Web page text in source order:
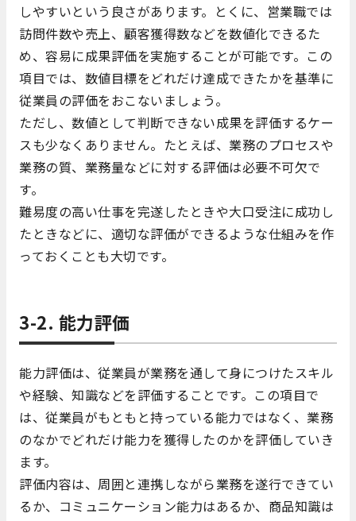
しやすいという良さがあります。とくに、営業職では
訪問件数や売上、顧客獲得数などを数値化できるた
め、容易に成果評価を実施することが可能です。この
項目では、数値目標をどれだけ達成できたかを基準に
従業員の評価をおこないましょう。
ただし、数値として判断できない成果を評価するケー
スも少なくありません。たとえば、業務のプロセスや
業務の質、業務量などに対する評価は必要不可欠で
す。
難易度の高い仕事を完遂したときや大口受注に成功し
たときなどに、適切な評価ができるような仕組みを作
っておくことも大切です。
3-2. 能力評価
能力評価は、従業員が業務を通して身につけたスキル
や経験、知識などを評価することです。この項目で
は、従業員がもともと持っている能力ではなく、業務
のなかでどれだけ能力を獲得したのかを評価していき
ます。
評価内容は、周囲と連携しながら業務を遂行できてい
るか、コミュニケーション能力はあるか、商品知識は